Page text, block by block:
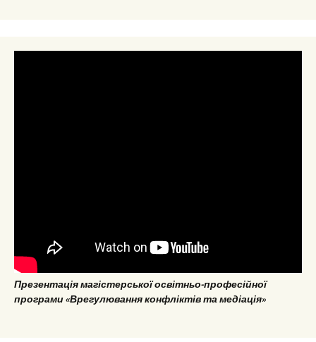
Презентація магістерської освітньо-професійної
програми «Врегулювання конфліктів та медіація»